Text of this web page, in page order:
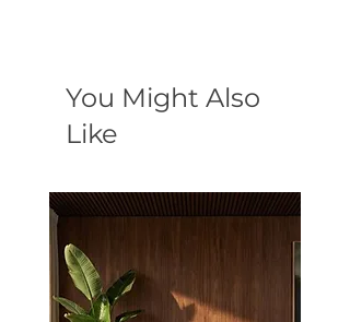
You Might Also
Like